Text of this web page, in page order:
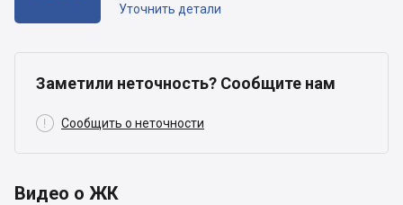
Уточнить детали
Заметили неточность? Сообщите нам
 Сообщить о неточности
Видео о ЖК